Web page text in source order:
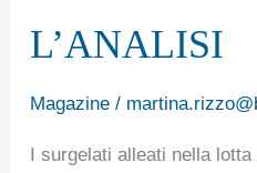
L’ANALISI
Magazine/
I surgelati alleati nella